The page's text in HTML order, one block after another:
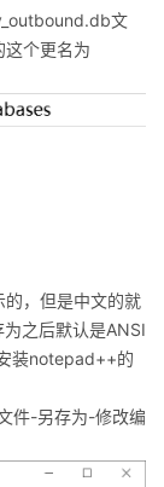
文
这个更名为
，但是中文的就
之后默认是ANSI
装notepad++的
件-另存为-修改编